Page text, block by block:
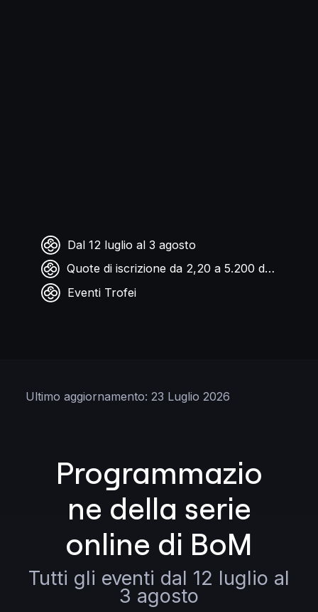
Dal 12 luglio al 3 agosto
Quote di iscrizione da 2,20 a 5.200 dollari
Eventi Trofei
Ultimo aggiornamento: 23 Luglio 2026
Programmazio
ne della serie
online di BoM
Tutti gli eventi dal 12 luglio al
3 agosto